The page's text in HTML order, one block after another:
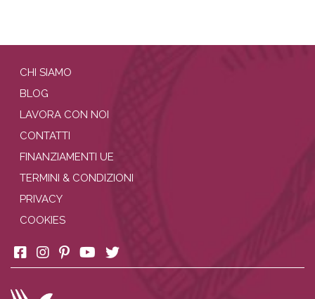
CHI SIAMO
BLOG
LAVORA CON NOI
CONTATTI
FINANZIAMENTI UE
TERMINI & CONDIZIONI
PRIVACY
COOKIES